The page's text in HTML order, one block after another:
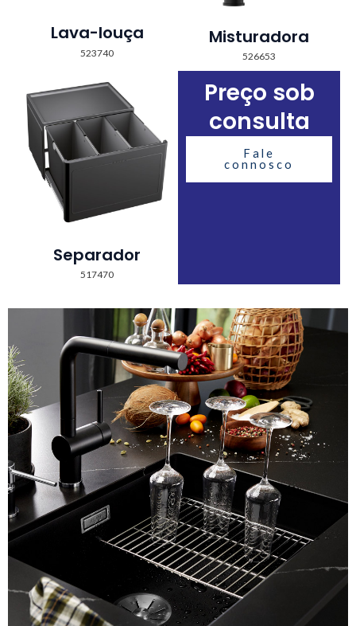
Lava-louça
523740
Misturadora
526653
Separador
517470
Preço sob
consulta
Fale
connosco